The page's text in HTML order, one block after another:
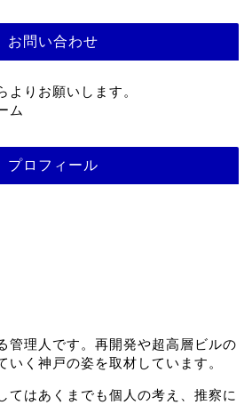
お問い合わせ
よりお願いします。
ム
プロフィール
管理人です。再開発や超高層ビルの
いく神戸の姿を取材しています。
てはあくまでも個人の考え、推察に